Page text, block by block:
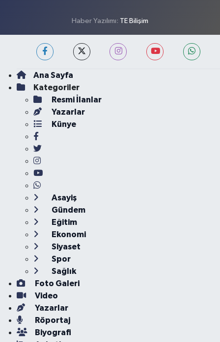
Haber Yazılımı: TE Bilişim
Ana Sayfa
Kategoriler
Resmi İlanlar
Yazarlar
Künye
Asayiş
Gündem
Eğitim
Ekonomi
Siyaset
Spor
Sağlık
Foto Galeri
Video
Yazarlar
Röportaj
Biyografi